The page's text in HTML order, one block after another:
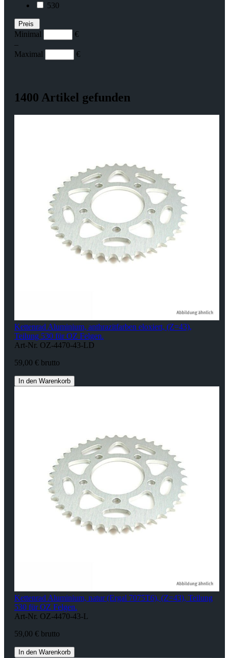
530
Preis
Minimal
€
–
Maximal
€
1400 Artikel gefunden
Kettenrad Aluminium, anthrazitfarben eloxiert, (Z=43),
Teilung 530 für OZ Felgen.
Art-Nr. OZ-4470-43-LD
59,00 € brutto
In den Warenkorb
Kettenrad Aluminium, natur (Ergal 7075T6), (Z=43), Teilung
530 für OZ Felgen.
Art-Nr. OZ-4470-43-L
59,00 € brutto
In den Warenkorb